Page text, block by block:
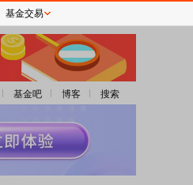
基金吧 博客 搜索
基金交易